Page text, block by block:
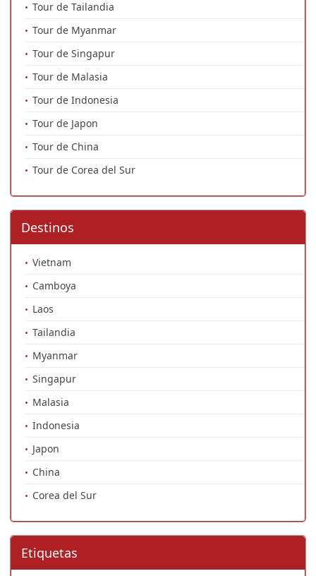
Tour de Tailandia
Tour de Myanmar
Tour de Singapur
Tour de Malasia
Tour de Indonesia
Tour de Japon
Tour de China
Tour de Corea del Sur
Destinos
Vietnam
Camboya
Laos
Tailandia
Myanmar
Singapur
Malasia
Indonesia
Japon
China
Corea del Sur
Etiquetas